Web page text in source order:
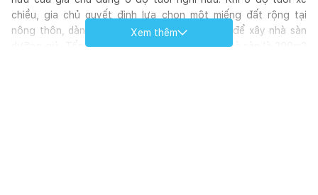
chiều, gia chủ quyết định lựa chọn một miếng đất rộng tại
nông thôn, dành ra một diện tích đất vừa đủ để xây nhà sàn
dưỡng già. Tổng diện tích sử dụng của ngôi nhà sàn là 300m2
Xem thêm